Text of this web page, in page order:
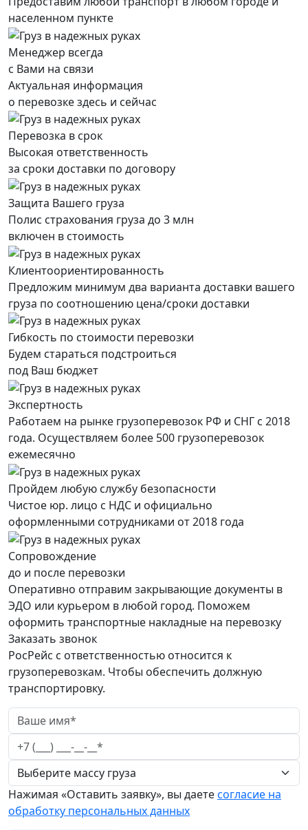
населенном пункте
Менеджер всегда
с Вами на связи
Актуальная информация
о перевозке здесь и сейчас
Перевозка в срок
Высокая ответственность
за сроки доставки по договору
Защита Вашего груза
Полис страхования груза до 3 млн
включен в стоимость
Клиентоориентированность
Предложим минимум два варианта доставки вашего
груза по соотношению цена/сроки доставки
Гибкость по стоимости перевозки
Будем стараться подстроиться
под Ваш бюджет
Экспертность
Работаем на рынке грузоперевозок РФ и СНГ с 2018
года. Осуществляем более 500 грузоперевозок
ежемесячно
Пройдем любую службу безопасности
Чистое юр. лицо с НДС и официально
оформленными сотрудниками от 2018 года
Сопровождение
до и после перевозки
Оперативно отправим закрывающие документы в
ЭДО или курьером в любой город. Поможем
оформить транспортные накладные на перевозку
Заказать звонок
РосРейс с ответственностью относится к
грузоперевозкам. Чтобы обеспечить должную
транспортировку.
Нажимая «Оставить заявку», вы даетесогласие на
обработку персональных данных